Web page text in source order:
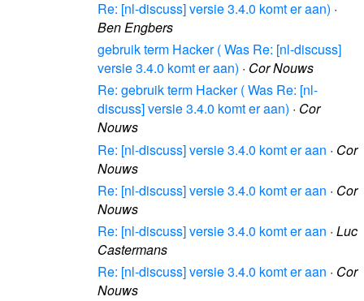
Re: [nl-discuss] versie 3.4.0 komt er aan) ·
Ben Engbers
gebruik term Hacker ( Was Re: [nl-discuss]
versie 3.4.0 komt er aan) · Cor Nouws
Re: gebruik term Hacker ( Was Re: [nl-
discuss] versie 3.4.0 komt er aan) · Cor
Nouws
Re: [nl-discuss] versie 3.4.0 komt er aan · Cor
Nouws
Re: [nl-discuss] versie 3.4.0 komt er aan · Cor
Nouws
Re: [nl-discuss] versie 3.4.0 komt er aan · Luc
Castermans
Re: [nl-discuss] versie 3.4.0 komt er aan · Cor
Nouws